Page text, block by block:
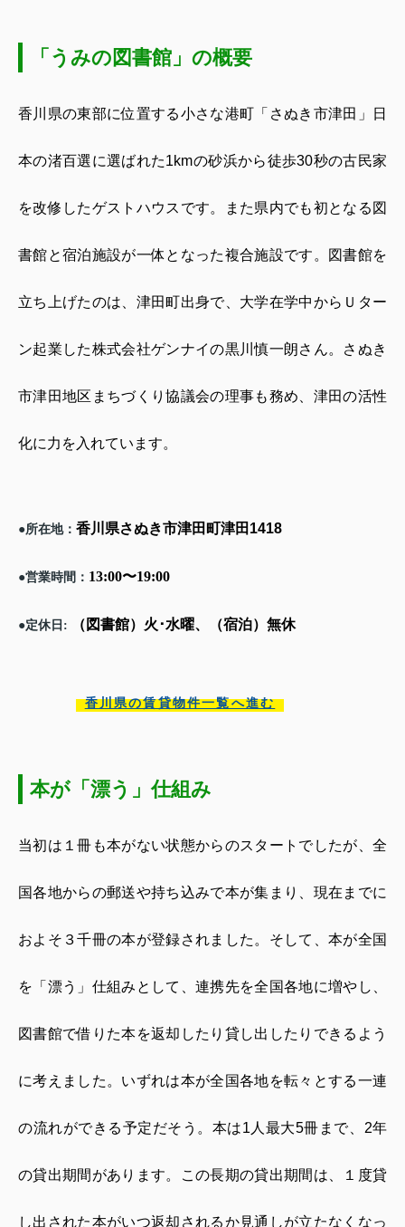
「うみの図書館」の概要
香川県の東部に位置する小さな港町「さぬき市津田」日
本の渚百選に選ばれた1kmの砂浜から徒歩30秒の古民家
を改修したゲストハウスです。また県内でも初となる図
書館と宿泊施設が一体となった複合施設です。図書館を
立ち上げたのは、津田町出身で、大学在学中からＵター
ン起業した株式会社ゲンナイの黒川慎一朗さん。さぬき
市津田地区まちづくり協議会の理事も務め、津田の活性
化に力を入れています。
●所在地： 香川県さぬき市津田町津田 1418
●営業時間： 13:00〜19:00
●定休日 : （図書館）火･水曜、（宿泊）無休
香川県の賃貸物件一覧へ進む
本が「漂う」仕組み
当初は１冊も本がない状態からのスタートでしたが、全
国各地からの郵送や持ち込みで本が集まり、現在までに
およそ３千冊の本が登録されました。そして、本が全国
を「漂う」仕組みとして、連携先を全国各地に増やし、
図書館で借りた本を返却したり貸し出したりできるよう
に考えました。いずれは本が全国各地を転々とする一連
の流れができる予定だそう。本は1 人最大5冊まで、 2年
の貸出期間があります。この長期の貸出期間は、１度貸
し出された本がいつ返却されるか見通しが立たなくなっ